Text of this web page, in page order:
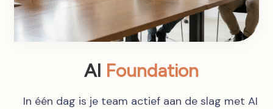
AI Foundation
In één dag is je team actief aan de slag met AI